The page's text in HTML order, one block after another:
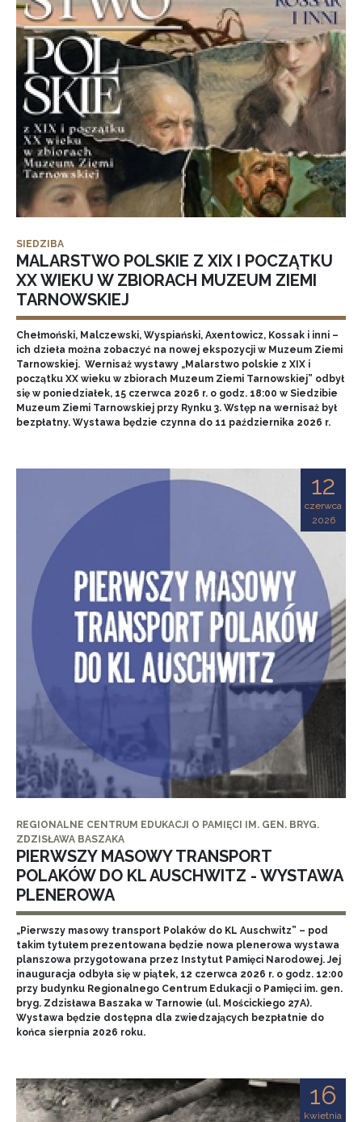
SIEDZIBA
MALARSTWO POLSKIE Z XIX I POCZĄTKU
XX WIEKU W ZBIORACH MUZEUM ZIEMI
TARNOWSKIEJ
Chełmoński, Malczewski, Wyspiański, Axentowicz, Kossak i inni –
ich dzieła można zobaczyć na nowej ekspozycji w Muzeum Ziemi
Tarnowskiej. Wernisaż wystawy „Malarstwo polskie z XIX i
początku XX wieku w zbiorach Muzeum Ziemi Tarnowskiej” odbył
się w poniedziałek, 15 czerwca 2026 r. o godz. 18:00 w Siedzibie
Muzeum Ziemi Tarnowskiej przy Rynku 3. Wstęp na wernisaż był
bezpłatny. Wystawa będzie czynna do 11 października 2026 r.
12
czerwca
2026
REGIONALNE CENTRUM EDUKACJI O PAMIĘCI IM. GEN. BRYG.
ZDZISŁAWA BASZAKA
PIERWSZY MASOWY TRANSPORT
POLAKÓW DO KL AUSCHWITZ - WYSTAWA
PLENEROWA
„Pierwszy masowy transport Polaków do KL Auschwitz” – pod
takim tytułem prezentowana będzie nowa plenerowa wystawa
planszowa przygotowana przez Instytut Pamięci Narodowej. Jej
inauguracja odbyła się w piątek, 12 czerwca 2026 r. o godz. 12:00
przy budynku Regionalnego Centrum Edukacji o Pamięci im. gen.
bryg. Zdzisława Baszaka w Tarnowie (ul. Mościckiego 27A).
Wystawa będzie dostępna dla zwiedzających bezpłatnie do
końca sierpnia 2026 roku.
16
kwietnia